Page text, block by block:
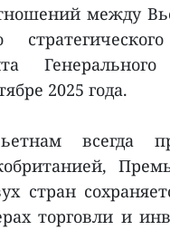
между
2025 года.
всегда
стран
торговли и